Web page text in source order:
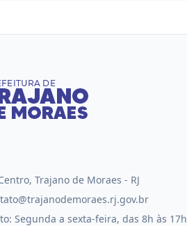
Trajano de Moraes - RJ
Segunda a sexta-feira, das 8h às 17h